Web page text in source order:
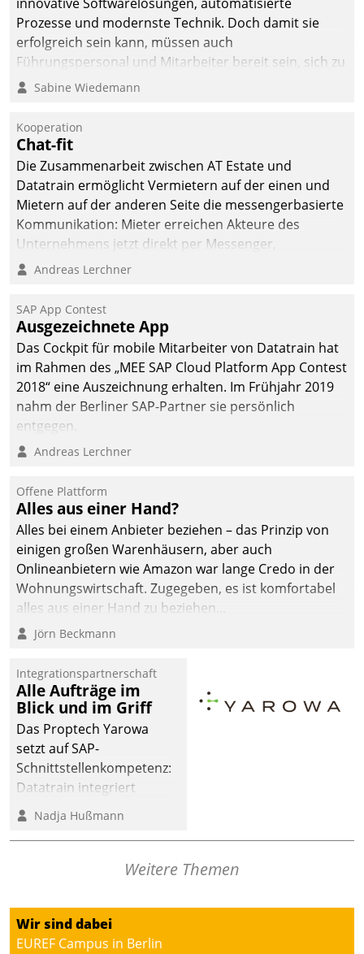
die Bereitschaft, sich zu überprüfen, zu hinterfragen
und zu verändern.
Prozesse und modernste Technik. Doch damit sie
erfolgreich sein kann, müssen auch
Führungspersonal und Mitarbeiter bereit sein, sich zu
verändern und anzupassen, sonst werden sie an ihr
Sabine Wiedemann
Kooperation
Chat-fit
Die Zusammenarbeit zwischen AT Estate und
Datatrain ermöglicht Vermietern auf der einen und
Mietern auf der anderen Seite die messengerbasierte
Kommunikation: Mieter erreichen Akteure des
Unternehmens jetzt direkt per Messenger,
Mitarbeiter oder Dienstleister empfangen oder
Andreas Lerchner
SAP App Contest
Ausgezeichnete App
Das Cockpit für mobile Mitarbeiter von Datatrain hat
im Rahmen des „MEE SAP Cloud Platform App Contest
2018“ eine Auszeichnung erhalten. Im Frühjahr 2019
nahm der Berliner SAP-Partner sie persönlich
entgegen.
Andreas Lerchner
Offene Plattform
Alles aus einer Hand?
Alles bei einem Anbieter beziehen – das Prinzip von
einigen großen Warenhäusern, aber auch
Onlineanbietern wie Amazon war lange Credo in der
Wohnungswirtschaft. Zugegeben, es ist komfortabel
alles aus einer Hand zu beziehen...
Jörn Beckmann
Integrationspartnerschaft
Alle Aufträge im
Blick und im Griff
Das Proptech Yarowa
setzt auf SAP-
Schnittstellenkompetenz:
Datatrain integriert
Yarowas Portal zur
Vergabe und Verwaltung
von Aufträgen der
SAP-Systemlandschaft
deutscher
Wohnungsunternehmen
Nadja Hußmann
Weitere Themen
Wir sind dabei
EUREF Campus in Berlin